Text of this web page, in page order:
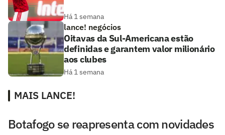
Há 1 semana
lance! negócios
Oitavas da Sul-Americana estão
definidas e garantem valor milionário
aos clubes
Há 1 semana
MAIS LANCE!
Botafogo se reapresenta com novidades